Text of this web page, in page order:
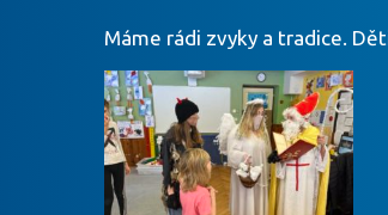
Máme rádi zvyky a tradice.